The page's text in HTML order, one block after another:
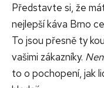
Představte si, že
nejlepší káva Brno
To jsou přesně ty
vašimi zákazníky.
to o pochopení, jak